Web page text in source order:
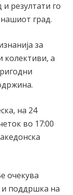
и резултати го
град.
за
колективи, а
на 24
во 17:00
очекува
поддршка на